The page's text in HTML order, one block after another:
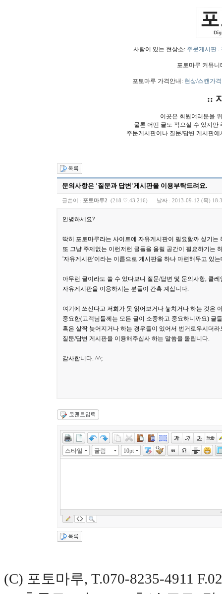
사람이 있는 현상소: 주문게시판.
포토마루 커뮤
포토마루 가격안내: 현상/스캔가격
::
이곳은 회원여러분을
물론 어떤 글도 적으실 수 있지만
주문게시판이나 질문/답변 게시판
문의사항은 '질문과 답변'게시판을 이용부탁드려요.
글쓴이 : 포토마루2 (218.♡.43.216) 날짜 : 2013-09-12 (목)
안녕하세요?
딱히 포토마루라는 사이트에 자유게시판이 필요할까 싶기는
또 그냥 주제없는 이런저런 글들을 올릴 공간이 필요하기는
'자유게시판'이라는 이름으로 게시판을 하나 마련해두고 있는
아무런 글이라도 쓸 수 있다보니 질문/답변 및 문의사항, 클
자유게시판을 이용하시는 분들이 간혹 계십니다.
여기에 쓰신다고 저희가 못 읽어보거나 놓치거나 하는 것은
중요한(고객님들께는 모든 글이 소중하고 중요하니까요) 글
혹은 살짝 늦어지거나 하는 경우들이 있어서 번거로우시더라
질문/답변 게시판을 이용해주십사 하는 말씀을 올립니다.
감사합니다. ^^;
스타일 굴림 10pt
(C) 포토마루, T.070-8235-4911